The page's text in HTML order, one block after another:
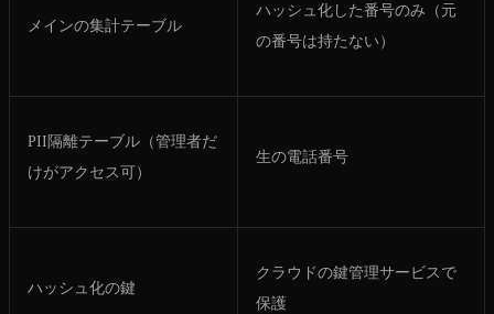
メインの集計テーブル
ハッシュ化した番号のみ（元
の番号は持たない）
PII隔離テーブル（管理者だ
けがアクセス可）
生の電話番号
ハッシュ化の鍵
クラウドの鍵管理サービスで
保護